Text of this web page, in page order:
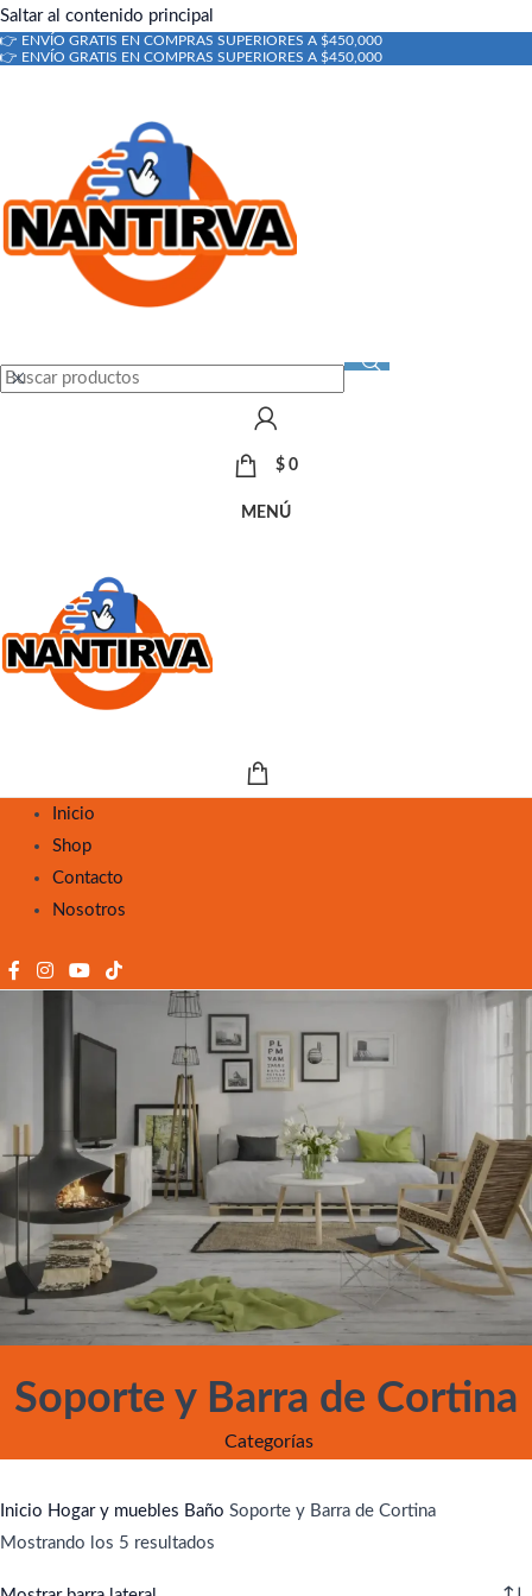
Saltar al contenido principal
👉 ENVÍO GRATIS EN COMPRAS SUPERIORES A $450,000
👉 ENVÍO GRATIS EN COMPRAS SUPERIORES A $450,000
$ 0
MENÚ
Inicio
Shop
Contacto
Nosotros
Soporte y Barra de Cortina
Categorías
Inicio Hogar y muebles Baño Soporte y Barra de Cortina
Mostrando los 5 resultados